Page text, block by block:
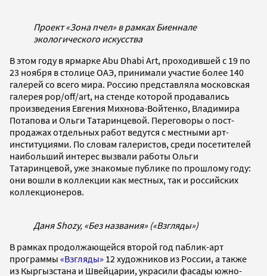
Проект «Зона пчел» в рамках Биеннале
экологического искусства
В этом году в ярмарке Abu Dhabi Art, проходившей с 19 по
23 ноября в столице ОАЭ, принимали участие более 140
галерей со всего мира. Россию представляла московская
галерея pop/off/art, на стенде которой продавались
произведения Евгения Михнова-Войтенко, Владимира
Потапова и Ольги Татаринцевой. Переговоры о пост-
продажах отдельных работ ведутся с местными арт-
институциями. По словам галеристов, среди посетителей
наибольший интерес вызвали работы Ольги
Татаринцевой, уже знакомые публике по прошлому году:
они вошли в коллекции как местных, так и российских
коллекционеров.
Даня Shozy, «Без названия» («Взгляды»)
В рамках продолжающейся второй год паблик-арт
программы «Взгляды» 12 художников из России, а также
из Кыргызстана и Швейцарии, украсили фасады южно-